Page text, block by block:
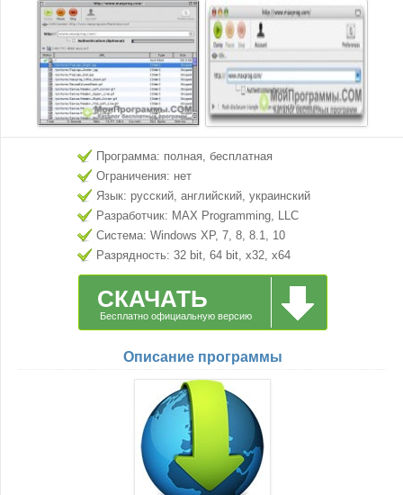
Программа: полная, бесплатная
Ограничения: нет
Язык: русский, английский, украинский
Разработчик: MAX Programming, LLC
Система: Windows XP, 7, 8, 8.1, 10
Разрядность: 32 bit, 64 bit, x32, x64
СКАЧАТЬ
Бесплатно официальную версию
Описание программы